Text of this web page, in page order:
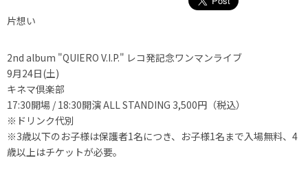
片想い
2nd album "QUIERO V.I.P." レコ発記念ワンマンライブ
9月24日(土)
キネマ倶楽部
17:30開場 / 18:30開演 ALL STANDING 3,500円（税込）
※ドリンク代別
※3歳以下のお子様は保護者1名につき、お子様1名まで入場無料、4
歳以上はチケットが必要。